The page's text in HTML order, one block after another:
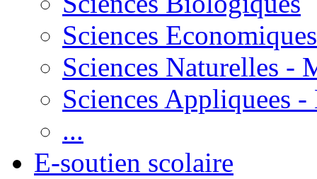
Sciences Economiques
Sciences Naturelles -
Sciences Appliquees
...
E-soutien scolaire